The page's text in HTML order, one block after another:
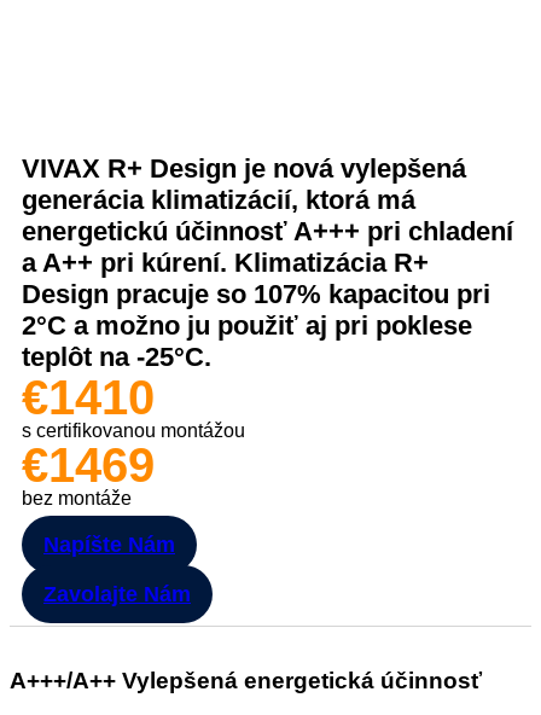
VIVAX R+ Design je nová vylepšená
generácia klimatizácií, ktorá má
energetickú účinnosť A+++ pri chladení
a A++ pri kúrení. Klimatizácia R+
Design pracuje so 107% kapacitou pri
2°C a možno ju použiť aj pri poklese
teplôt na -25°C.
€1410
s certifikovanou montážou
€1469
bez montáže
Napíšte Nám
Zavolajte Nám
A+++/A++ Vylepšená energetická účinnosť